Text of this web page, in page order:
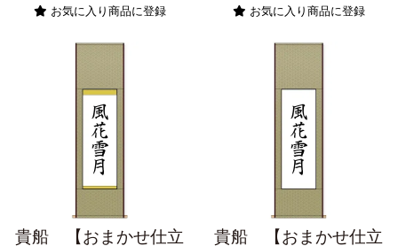
お気に入り商品に登録 お気に入り商品に登録
貴船 【おまかせ仕立
貴船 【おまかせ仕立